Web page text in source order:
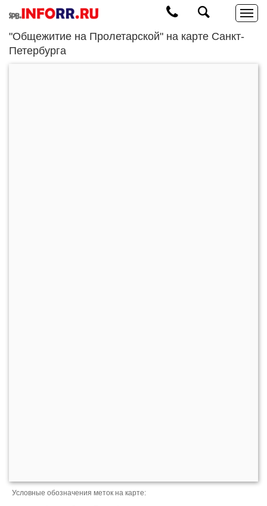
"Общежитие на Пролетарской" на карте Санкт-
Петербурга
Условные обозначения меток на карте: